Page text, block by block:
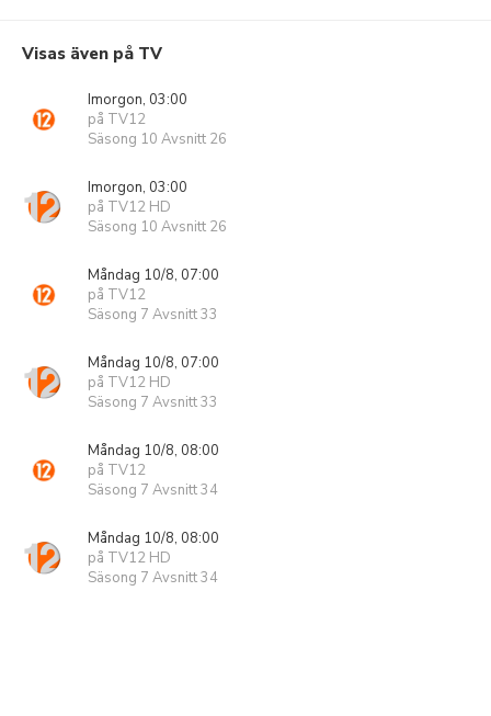
Visas även på TV
Imorgon, 03:00
på TV12
Säsong 10 Avsnitt 26
Imorgon, 03:00
på TV12 HD
Säsong 10 Avsnitt 26
Måndag 10/8, 07:00
på TV12
Säsong 7 Avsnitt 33
Måndag 10/8, 07:00
på TV12 HD
Säsong 7 Avsnitt 33
Måndag 10/8, 08:00
på TV12
Säsong 7 Avsnitt 34
Måndag 10/8, 08:00
på TV12 HD
Säsong 7 Avsnitt 34